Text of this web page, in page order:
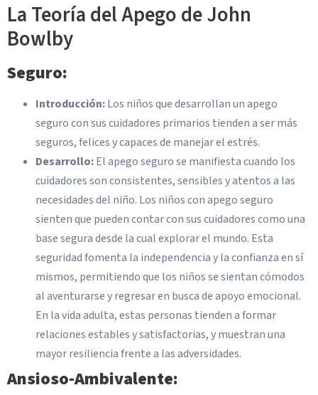
La Teoría del Apego de John
Bowlby
Seguro:
Introducción:Los niños que desarrollan un apego
seguro con sus cuidadores primarios tienden a ser más
seguros, felices y capaces de manejar el estrés.
Desarrollo:El apego seguro se manifiesta cuando los
cuidadores son consistentes, sensibles y atentos a las
necesidades del niño. Los niños con apego seguro
sienten que pueden contar con sus cuidadores como una
base segura desde la cual explorar el mundo. Esta
seguridad fomenta la independencia y la confianza en sí
mismos, permitiendo que los niños se sientan cómodos
al aventurarse y regresar en busca de apoyo emocional.
En la vida adulta, estas personas tienden a formar
relaciones estables y satisfactorias, y muestran una
mayor resiliencia frente a las adversidades.
Ansioso-Ambivalente: